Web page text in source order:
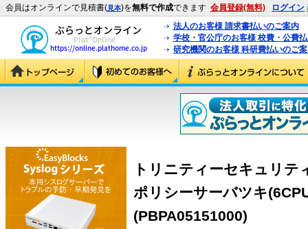
会員はオンラインで見積書(見本)を無料で作成できます 会員登録(無料) ログイン
法人のお客様 請求書払いのご案内
学校・官公庁のお客様 校費・公費
研究機関のお客様 科研費払いのご
トリニティーセキュリ
ポリシーサーバツキ
(PBPA05151000)